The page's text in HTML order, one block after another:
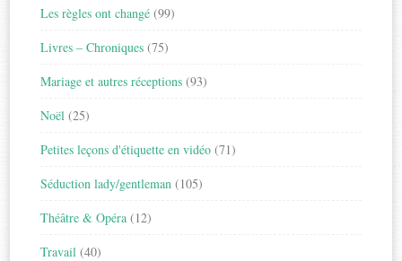
Les règles ont changé (99)
Livres – Chroniques (75)
Mariage et autres réceptions (93)
Noël (25)
Petites leçons d'étiquette en vidéo (71)
Séduction lady/gentleman (105)
Théâtre & Opéra (12)
Travail (40)